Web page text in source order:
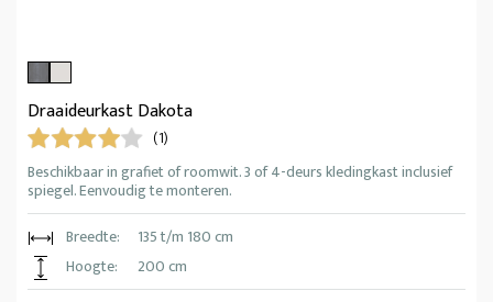
Draaideurkast Dakota
(1)
Beschikbaar in grafiet of roomwit. 3 of 4-deurs kledingkast inclusief
spiegel. Eenvoudig te monteren.
Breedte:
135 t/m 180 cm
Hoogte:
200 cm